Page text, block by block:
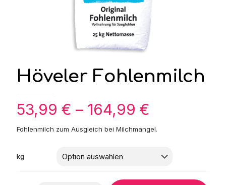
Höveler Fohlenmilch
53,99 € – 164,99 €
53,99 €
164,99 €
Fohlenmilch zum Ausgleich bei Milchmangel.
kg